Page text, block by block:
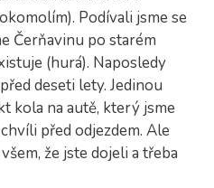
Podívali jsme se
Čerňavinu po starém
(hurá). Naposledy
deseti lety. Jedinou
kola na autě, který jsme
před odjezdem. Ale
že jste dojeli a třeba